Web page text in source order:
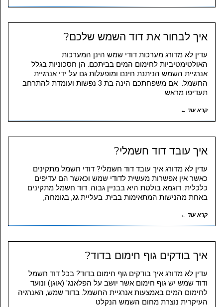
איך לבחור את דוד השמש שלכם?
עדין לא מדורג מערכות דודי שמש הינן המערכות
האולטימטיביות לחימום המים בביתכם. הן חסכוניות בגלל
אנרגיית השמש הניתנת חינם ומופעלות גם על ידי אנרגיית
החשמל. אם משפחתכם הינה בת 3 נפשות ועומדת להתרחב
תעדיפו מראש
קרא עוד ←
איך עובד דוד חשמלי?
עדין לא מדורג איך עובד דוד חשמלי? דודי חשמל מתקינים
כאשר אין אפשרות מעשית לדודי שמש וכאשר הם עדיפים
כלכלית. דוגמא בולטת היא בבניין גבוה. דוד חשמל מתקינים
באחת מהנישות המתאימות בבית. בעליית גג, בגומחה,
קרא עוד ←
איך בודקים גוף חימום בדוד?
עדין לא מדורג איך בודקים גוף חימום בדוד? בכל דוד חשמל
ודוד שמש יש גוף חימום אשר יושב על הפלאנג' (אוגן) ונועד
לחימום המים באמצעות אנרגיית החשמל. בדוד שמש, האנרגיה
העיקרית נוצרת מחום השמש הנקלט